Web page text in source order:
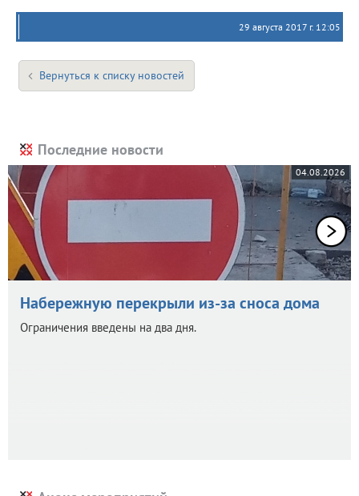
29 августа 2017 г. 12:05
Вернуться к списку новостей
Последние новости
04.08.2026
Набережную перекрыли из-за сноса дома
Ограничения введены на два дня.